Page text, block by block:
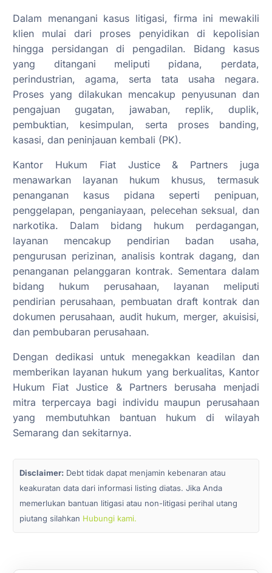
Dalam menangani kasus litigasi, firma ini mewakili
klien mulai dari proses penyidikan di kepolisian
hingga persidangan di pengadilan. Bidang kasus
yang ditangani meliputi pidana, perdata,
perindustrian, agama, serta tata usaha negara.
Proses yang dilakukan mencakup penyusunan dan
pengajuan gugatan, jawaban, replik, duplik,
pembuktian, kesimpulan, serta proses banding,
kasasi, dan peninjauan kembali (PK).
Kantor Hukum Fiat Justice & Partners juga
menawarkan layanan hukum khusus, termasuk
penanganan kasus pidana seperti penipuan,
penggelapan, penganiayaan, pelecehan seksual, dan
narkotika. Dalam bidang hukum perdagangan,
layanan mencakup pendirian badan usaha,
pengurusan perizinan, analisis kontrak dagang, dan
penanganan pelanggaran kontrak. Sementara dalam
bidang hukum perusahaan, layanan meliputi
pendirian perusahaan, pembuatan draft kontrak dan
dokumen perusahaan, audit hukum, merger, akuisisi,
dan pembubaran perusahaan.
Dengan dedikasi untuk menegakkan keadilan dan
memberikan layanan hukum yang berkualitas, Kantor
Hukum Fiat Justice & Partners berusaha menjadi
mitra terpercaya bagi individu maupun perusahaan
yang membutuhkan bantuan hukum di wilayah
Semarang dan sekitarnya.
Disclaimer: Debt tidak dapat menjamin kebenaran atau
keakuratan data dari informasi listing diatas. Jika Anda
memerlukan bantuan litigasi atau non-litigasi perihal utang
piutang silahkan Hubungi kami.